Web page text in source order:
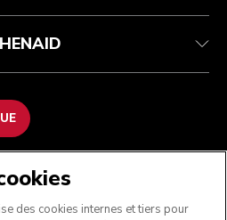
des cookies internes et tiers pour